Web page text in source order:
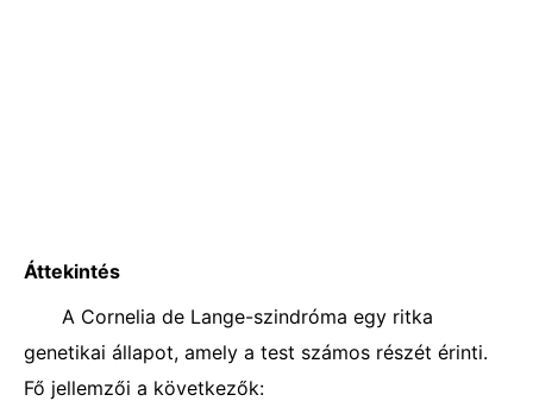
Áttekintés
A Cornelia de Lange-szindróma egy ritka
genetikai állapot, amely a test számos részét érinti.
Fő jellemzői a következők: